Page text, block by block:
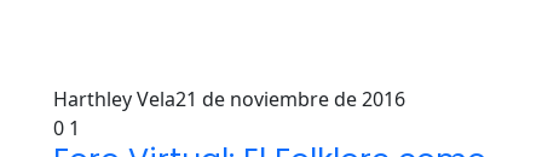
Harthley Vela21 de noviembre de 2016
0 1